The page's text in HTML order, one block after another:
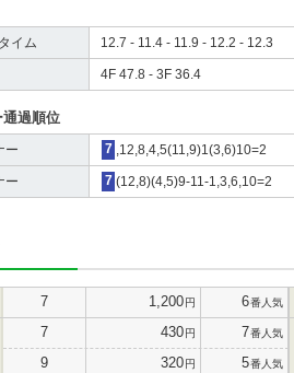
イム 12.7 - 11.4 - 11.9 - 12.2 - 12.3
4F 47.8 - 3F 36.4
通過順位
ー 7 ,12,8,4,5(11,9)1(3,6)10=2
ー 7 (12,8)(4,5)9-11-1,3,6,10=2
7 1,200円 6番人気
7 430円 7番人気
9 320円 5番人気